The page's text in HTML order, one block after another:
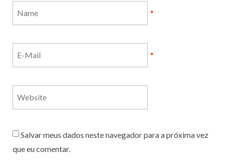
*
*
Salvar meus dados neste navegador para a próxima vez
que eu comentar.